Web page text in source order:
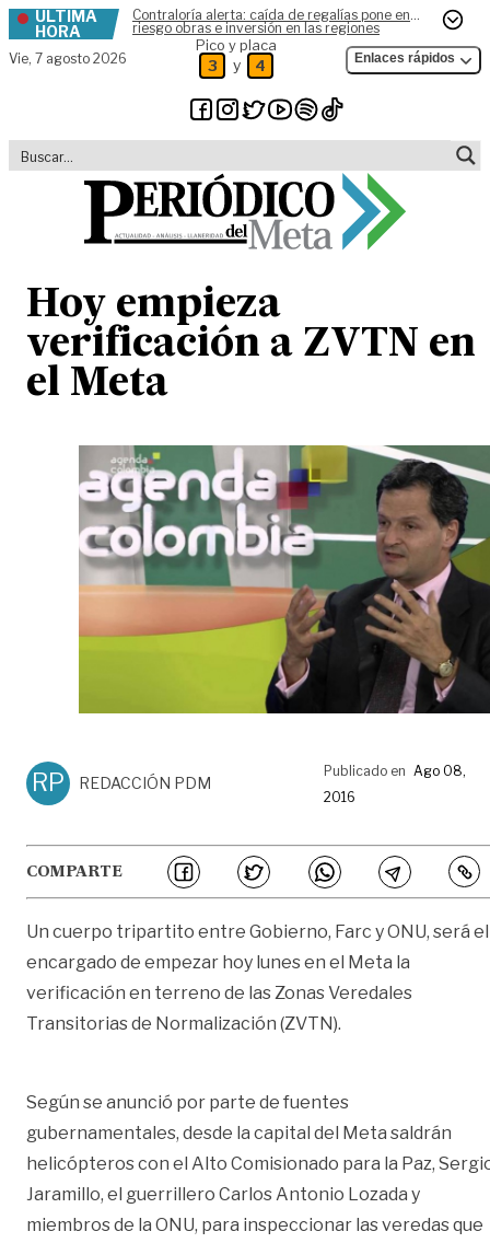
Skip to content
ÚLTIMA
HORA
Contraloría alerta: caída de regalías pone en
riesgo obras e inversión en las regiones
Vie, 7 agosto 2026
Pico y placa
3 y 4 Enlaces rápidos
Hoy empieza
verificación a ZVTN en
el Meta
RP REDACCIÓN PDM
Publicado en Ago 08,
2016
COMPARTE
Un cuerpo tripartito entre Gobierno, Farc y ONU, será el
encargado de empezar hoy lunes en el Meta la
verificación en terreno de las Zonas Veredales
Transitorias de Normalización (ZVTN).
Según se anunció por parte de fuentes
gubernamentales, desde la capital del Meta saldrán
helicópteros con el Alto Comisionado para la Paz,
Jaramillo, el guerrillero Carlos Antonio Lozada y
miembros de la ONU, para inspeccionar las veredas que